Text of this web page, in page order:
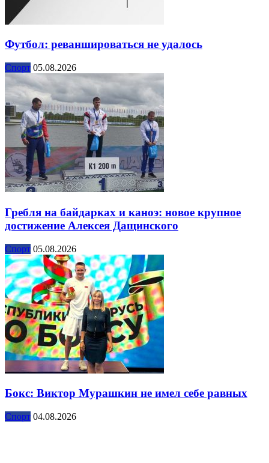
Футбол: реваншироваться не удалось
Спорт 05.08.2026
Гребля на байдарках и каноэ: новое крупное
достижение Алексея Дащинского
Спорт 05.08.2026
Бокс: Виктор Мурашкин не имел себе равных
Спорт 04.08.2026